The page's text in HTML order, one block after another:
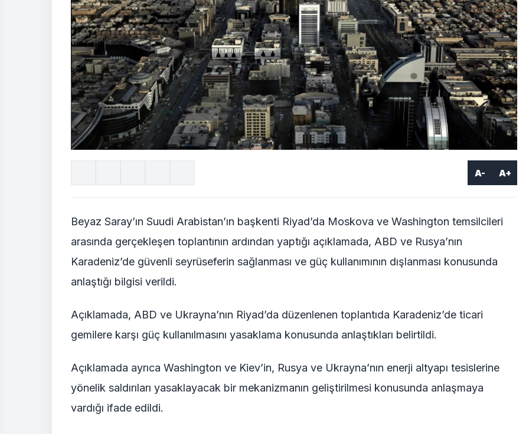
A- A+
Beyaz Saray’ın Suudi Arabistan’ın başkenti Riyad’da Moskova ve Washington temsilcileri
arasında gerçekleşen toplantının ardından yaptığı açıklamada, ABD ve Rusya’nın
Karadeniz’de güvenli seyrüseferin sağlanması ve güç kullanımının dışlanması konusunda
anlaştığı bilgisi verildi.
Açıklamada, ABD ve Ukrayna’nın Riyad’da düzenlenen toplantıda Karadeniz’de ticari
gemilere karşı güç kullanılmasını yasaklama konusunda anlaştıkları belirtildi.
Açıklamada ayrıca Washington ve Kiev’in, Rusya ve Ukrayna’nın enerji altyapı tesislerine
yönelik saldırıları yasaklayacak bir mekanizmanın geliştirilmesi konusunda anlaşmaya
vardığı ifade edildi.